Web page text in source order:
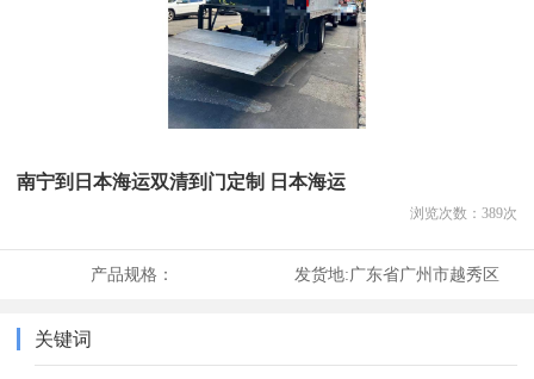
南宁到日本海运双清到门定制 日本海运
浏览次数： 389次
产品规格： 发货地:广东省广州市越秀区
关键词